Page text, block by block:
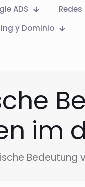
ADS Redes
y Dominio
im
Bedeutung